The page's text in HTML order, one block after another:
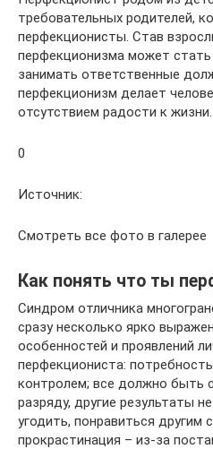
требовательных родителей,
перфекционисты. Став
перфекционизма может
занимать ответственные
перфекционизм делает
отсутствием радости к жизни.
0
Источник:
Смотреть все фото в галерее
Как понять что ты
Синдром отличника
сразу несколько ярко
особенностей и проявлений
перфекциониста:
контролем; все должно быть
разряду, другие результаты
угодить, понравиться другим
прокрастинация – из-за